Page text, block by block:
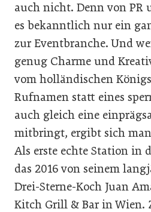
auch nicht. Denn von
es bekanntlich nur ein
zur Eventbranche. Und
genug Charme und
vom holländischen
Rufnamen statt eines
auch gleich eine
mitbringt, ergibt sich
Als erste echte Station in
das 2016 von seinem
Drei-Sterne-Koch Juan
Kitch Grill & Bar in Wien.